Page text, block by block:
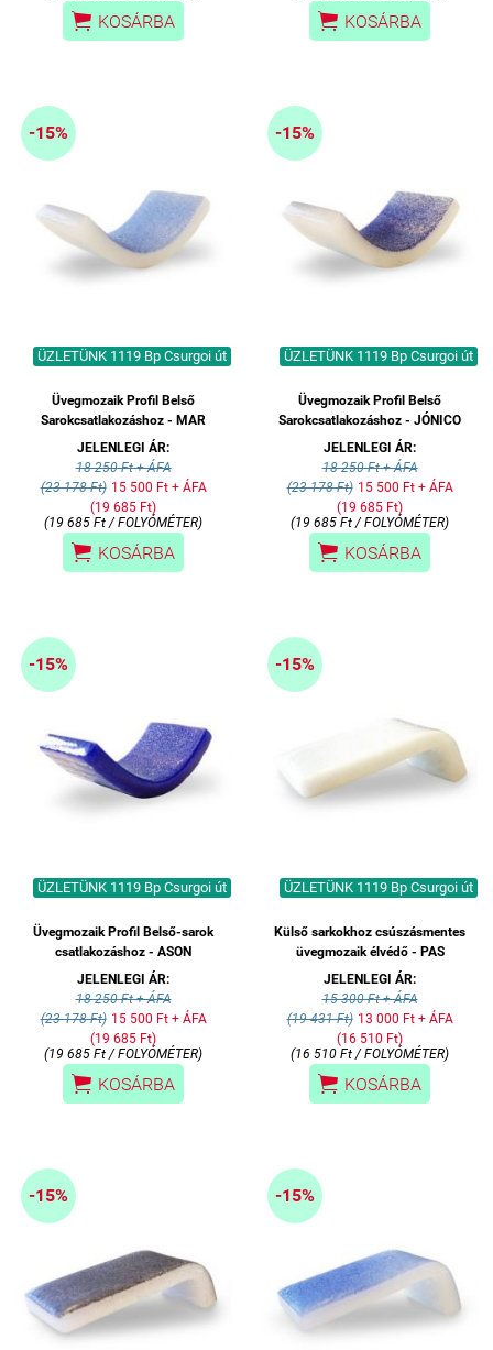
 KOSÁRBA  KOSÁRBA
-15%
ÜZLETÜNK 1119 Bp Csurgoi út
Üvegmozaik Profil Belső
Sarokcsatlakozáshoz - MAR
JELENLEGI ÁR:
18 250 Ft + ÁFA
(23 178 Ft) 15 500 Ft + ÁFA
(19 685 Ft)
(19 685 Ft / FOLYÓMÉTER)
 KOSÁRBA
-15%
ÜZLETÜNK 1119 Bp Csurgoi út
Üvegmozaik Profil Belső
Sarokcsatlakozáshoz - JÓNICO
JELENLEGI ÁR:
18 250 Ft + ÁFA
(23 178 Ft) 15 500 Ft + ÁFA
(19 685 Ft)
(19 685 Ft / FOLYÓMÉTER)
 KOSÁRBA
-15%
ÜZLETÜNK 1119 Bp Csurgoi út
Üvegmozaik Profil Belső-sarok
csatlakozáshoz - ASON
JELENLEGI ÁR:
18 250 Ft + ÁFA
(23 178 Ft) 15 500 Ft + ÁFA
(19 685 Ft)
(19 685 Ft / FOLYÓMÉTER)
 KOSÁRBA
-15%
ÜZLETÜNK 1119 Bp Csurgoi út
Külső sarkokhoz csúszásmentes
üvegmozaik élvédő - PAS
JELENLEGI ÁR:
15 300 Ft + ÁFA
(19 431 Ft) 13 000 Ft + ÁFA
(16 510 Ft)
(16 510 Ft / FOLYÓMÉTER)
 KOSÁRBA
-15% -15%